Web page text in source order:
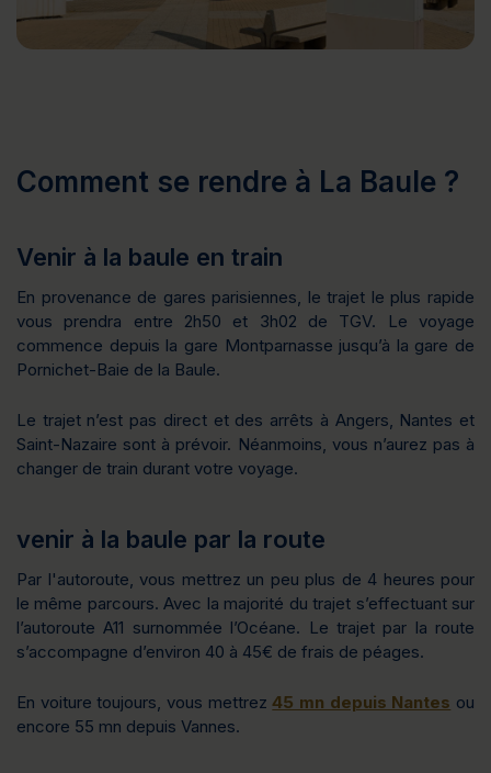
Comment se rendre à La Baule ?
Venir à la baule en train
En provenance de gares parisiennes, le trajet le plus rapide
vous prendra entre 2h50 et 3h02 de TGV. Le voyage
commence depuis la gare Montparnasse jusqu’à la gare de
Pornichet-Baie de la Baule.
Le trajet n’est pas direct et des arrêts à Angers, Nantes et
Saint-Nazaire sont à prévoir. Néanmoins, vous n’aurez pas à
changer de train durant votre voyage.
venir à la baule par la route
Par l'autoroute, vous mettrez un peu plus de 4 heures pour
le même parcours. Avec la majorité du trajet s’effectuant sur
l’autoroute A11 surnommée l’Océane. Le trajet par la route
s’accompagne d’environ 40 à 45€ de frais de péages.
En voiture toujours, vous mettrez45 mn depuis Nantes ou
encore 55 mn depuis Vannes.